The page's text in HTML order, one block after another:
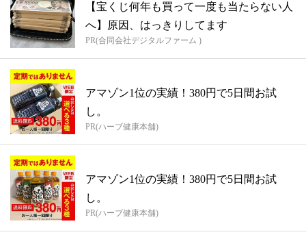
【宝くじ何年も買って一度も当たらない人
へ】原因、はっきりしてます
PR(合同会社デジタルファーム )
アマゾン1位の実績！380円で5日間お試
し。
PR(ハーブ健康本舗)
アマゾン1位の実績！380円で5日間お試
し。
PR(ハーブ健康本舗)